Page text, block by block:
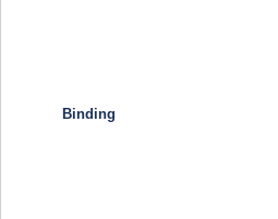
Binding